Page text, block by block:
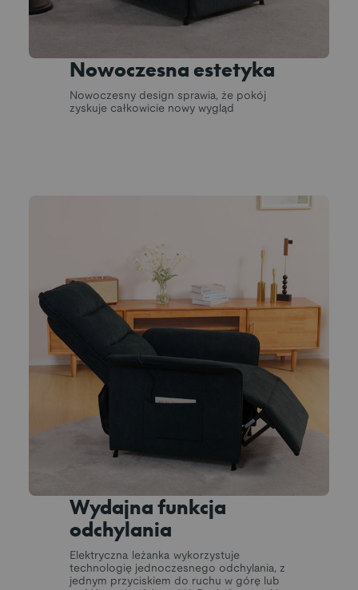
Nowoczesna estetyka
Nowoczesny design sprawia, że pokój
zyskuje całkowicie nowy wygląd
Wydajna funkcja
odchylania
Elektryczna leżanka wykorzystuje
technologię jednoczesnego odchylania, z
jednym przyciskiem do ruchu w górę lub